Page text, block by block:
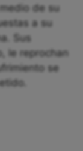
de su
a su
Sus
le reprochan
se